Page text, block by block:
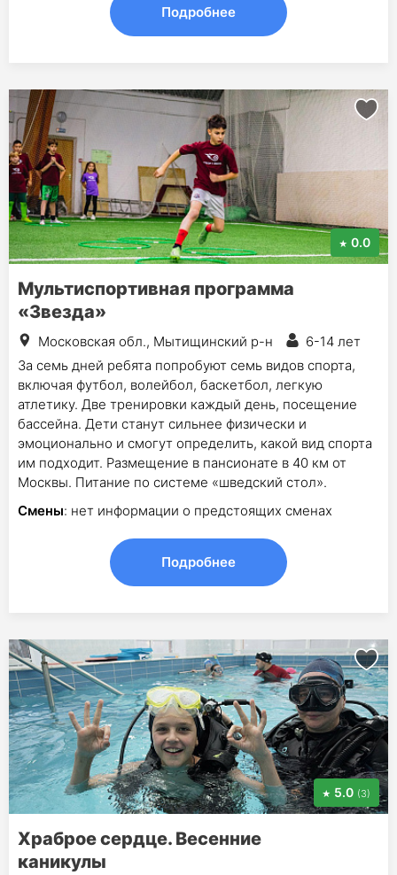
Подробнее
0.0
Мультиспортивная программа
«Звезда»
Московская обл., Мытищинский р-н
6-14 лет
За семь дней ребята попробуют семь видов спорта,
включая футбол, волейбол, баскетбол, легкую
атлетику. Две тренировки каждый день, посещение
бассейна. Дети станут сильнее физически и
эмоционально и смогут определить, какой вид спорта
им подходит. Размещение в пансионате в 40 км от
Москвы. Питание по системе «шведский стол».
Смены: нет информации о предстоящих сменах
Подробнее
5.0 (3)
Храброе сердце. Весенние
каникулы